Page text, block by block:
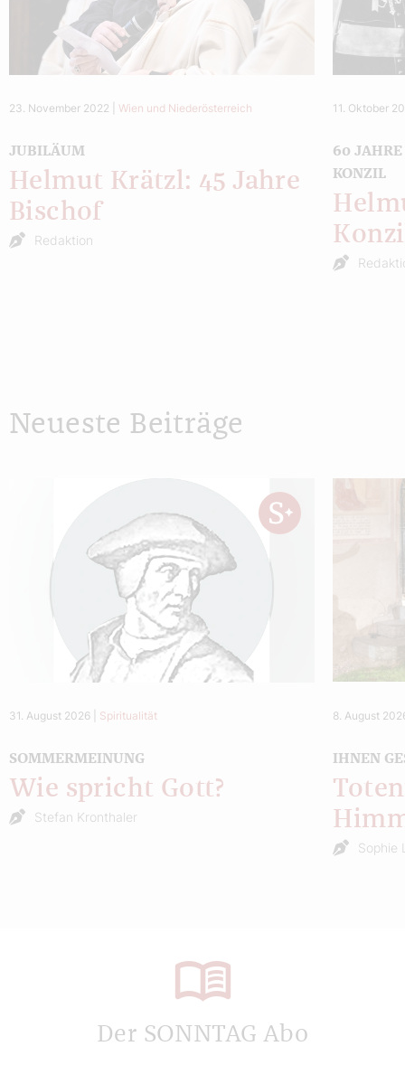
23. November 2022 Wien und Niederösterreich
JUBILÄUM
Helmut Krätzl: 45 Jahre
Bischof
Redaktion
11. Oktober
60
KONZIL
Neueste Beiträge
31. August 2026 Spiritualität
SOMMERMEINUNG
Wie spricht Gott?
Stefan Kronthaler
8. August
IHNEN
Sophie
Der SONNTAG Abo